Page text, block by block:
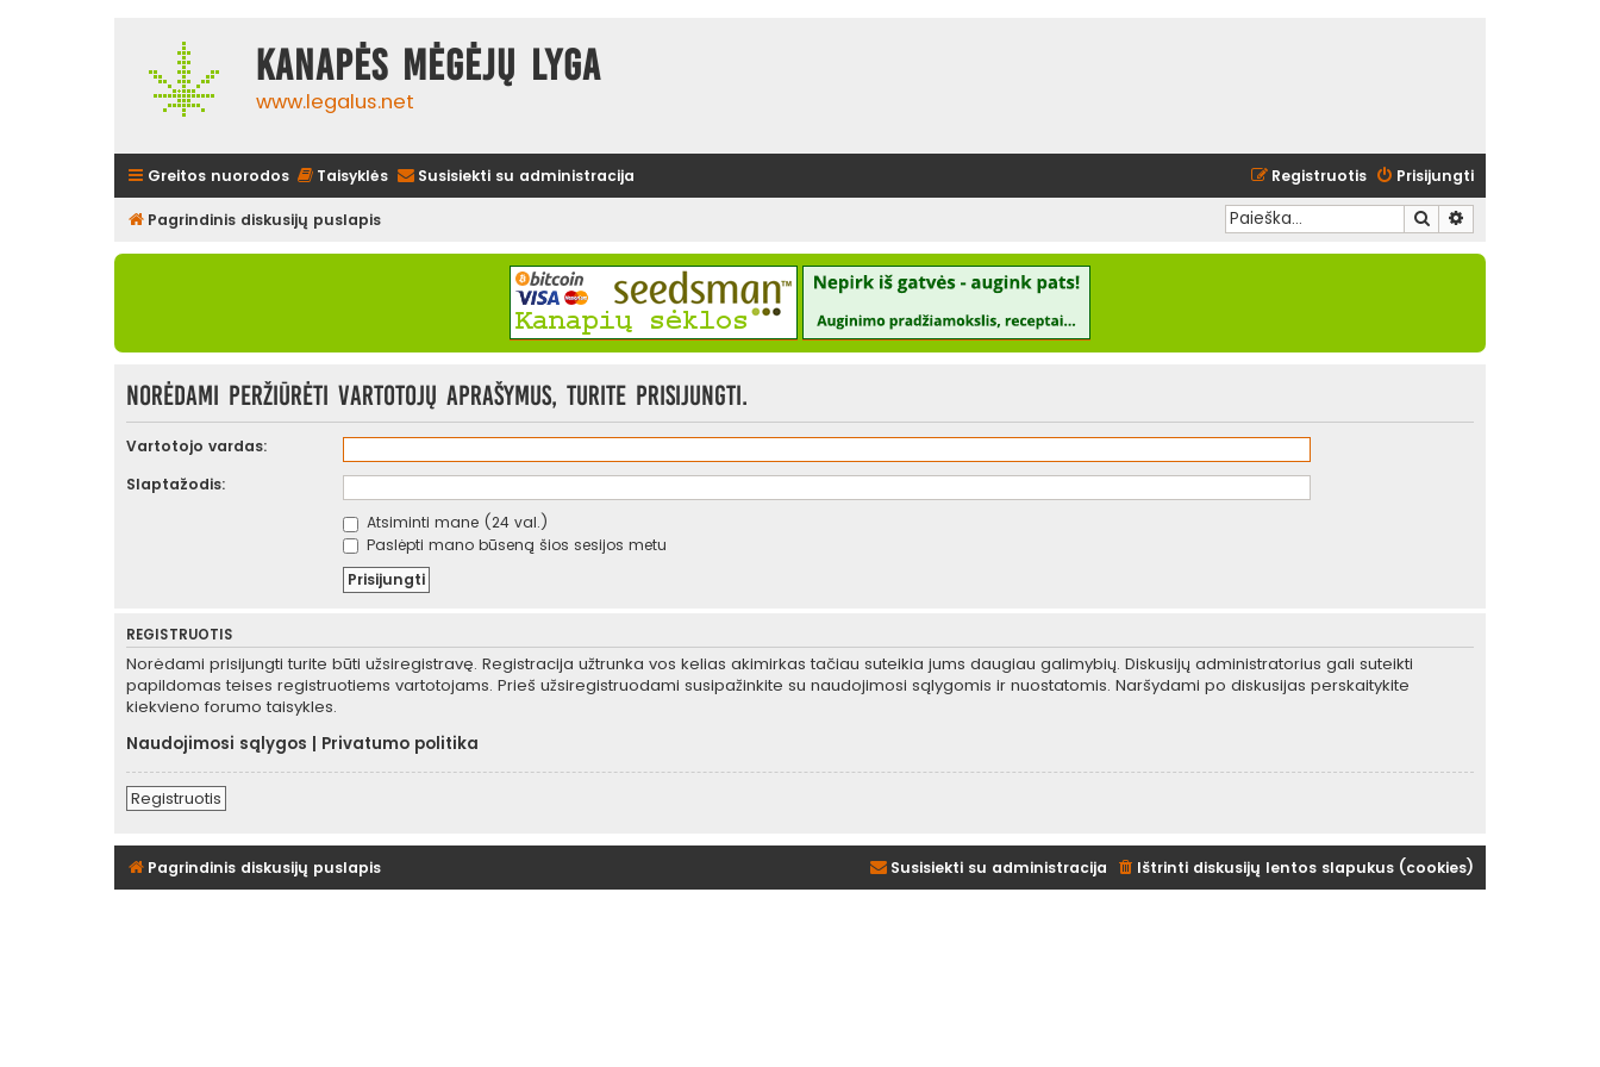
Kanapės mėgėjų lyga
www.legalus.net
Greitos nuorodos Taisyklės Susisiekti su administracija Prisijungti
Registruotis
Pagrindinis diskusijų puslapis Ieškoti
Norėdami peržiūrėti vartotojų aprašymus, turite prisijungti.
Vartotojo vardas:
Slaptažodis:
Atsiminti mane (24 val.)
Paslėpti mano būseną šios sesijos metu
REGISTRUOTIS
Norėdami prisijungti turite būti užsiregistravę. Registracija užtrunka vos kelias akimirkas tačiau suteikia jums daugiau galimybių. Diskusijų administratorius gali suteikti
papildomas teises registruotiems vartotojams. Prieš užsiregistruodami susipažinkite su naudojimosi sąlygomis ir nuostatomis. Naršydami po diskusijas perskaitykite
kiekvieno forumo taisykles.
Naudojimosi sąlygos
Privatumo politika
Registruotis
Pagrindinis diskusijų puslapis Ištrinti diskusijų lentos slapukus (cookies)
Susisiekti su administracija